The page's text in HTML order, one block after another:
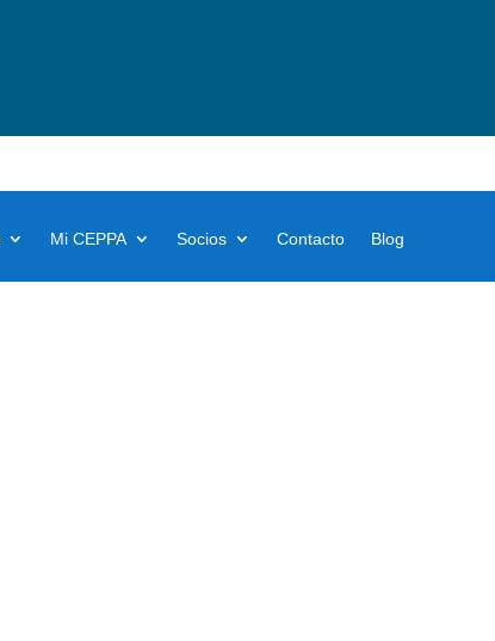
Mi CEPPA Socios Contacto Blog